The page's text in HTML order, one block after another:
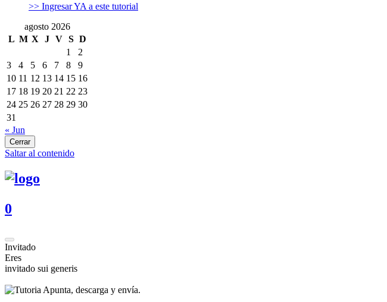
>> Ingresar YA a este tutorial
agosto 2026
L M X J V S D
1
2
3
4 5 6 7 8
9
10 11 12 13 14 15 16
17 18 19 20 21 22 23
24 25 26 27 28 29 30
31
« Jun
Cerrar
Saltar al contenido
0
Invitado
Eres
invitado sui generis
Apunta, descarga y envía.